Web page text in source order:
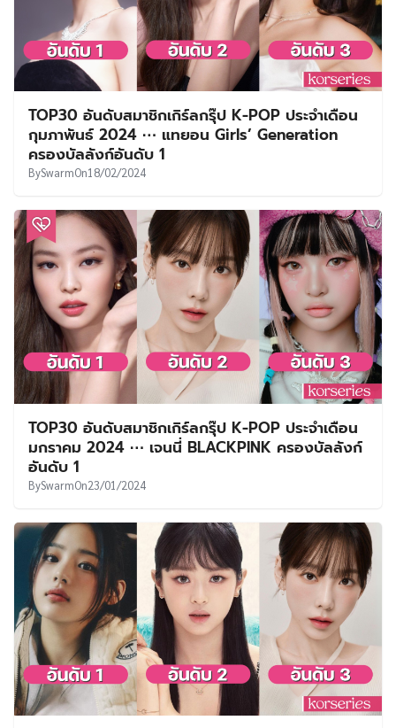
TOP30 อันดับสมาชิกเกิร์ลกรุ๊ป K-POP ประจำเดือน
กุมภาพันธ์ 2024 ⋯ แทยอน Girls’ Generation
ครองบัลลังก์อันดับ 1
BySwarmOn18/02/2024
TOP30 อันดับสมาชิกเกิร์ลกรุ๊ป K-POP ประจำเดือน
มกราคม 2024 ⋯ เจนนี่ BLACKPINK ครองบัลลังก์
อันดับ 1
BySwarmOn23/01/2024